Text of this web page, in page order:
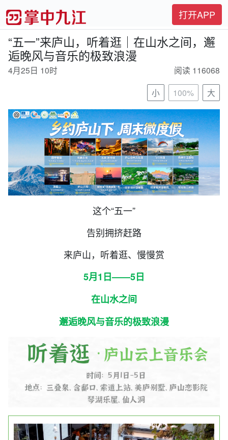
打开APP
“五一”来庐山，听着逛｜在山水之间，邂
逅晚风与音乐的极致浪漫
4月25日 10时
阅读 116068
小
100% 大
这个“五一”
告别拥挤赶路
来庐山，听着逛、慢慢赏
5月1日——5日
在山水之间
邂逅晚风与音乐的极致浪漫